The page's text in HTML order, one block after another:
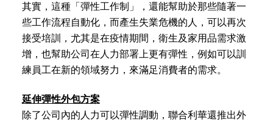
其實，這種「彈性工作制」，還能幫助於那些隨著一
些工作流程自動化，而產生失業危機的人，可以再次
接受培訓，尤其是在疫情期間，衛生及家用品需求激
增，也幫助公司在人力部署上更有彈性，例如可以訓
練員工在新的領域努力，來滿足消費者的需求。
延伸彈性外包方案
除了公司內的人力可以彈性調動，聯合利華還推出外